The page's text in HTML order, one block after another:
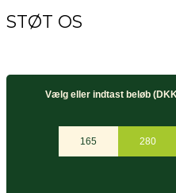
STØT OS